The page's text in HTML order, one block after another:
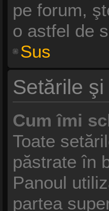
pe forum,
o astfel de
Sus
Setările
Cum îmi
Toate
păstrate în
Panoul
partea